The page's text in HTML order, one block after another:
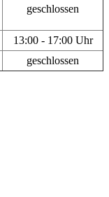
geschlossen
13:00 - 17:00 Uhr
geschlossen